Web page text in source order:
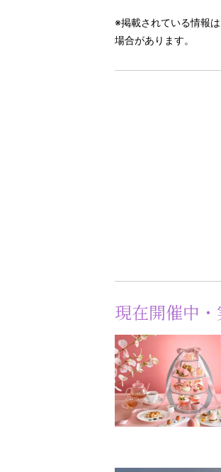
※掲載されている情報
場合があります。
現在開催中